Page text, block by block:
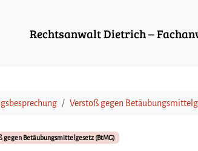
Rechtsanwalt Dietrich –
Verstoß gegen
gegen Betäubungsmittelgesetz (BtMG)